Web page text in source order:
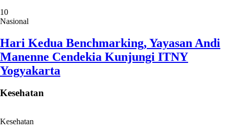
10
Nasional
Hari Kedua Benchmarking, Yayasan Andi
Manenne Cendekia Kunjungi ITNY
Yogyakarta
Kesehatan
Kesehatan